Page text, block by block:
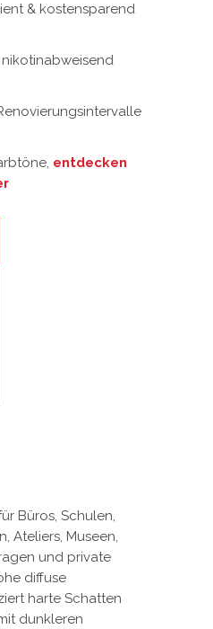
& kostensparend
entdecken
Büros, Schulen,
Ateliers, Museen,
und private
diffuse
harte Schatten
dunkleren